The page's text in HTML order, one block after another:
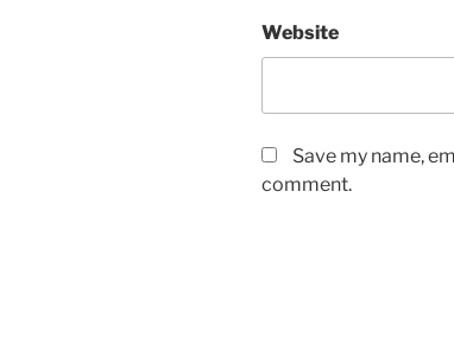
Website
Save my name,
comment.